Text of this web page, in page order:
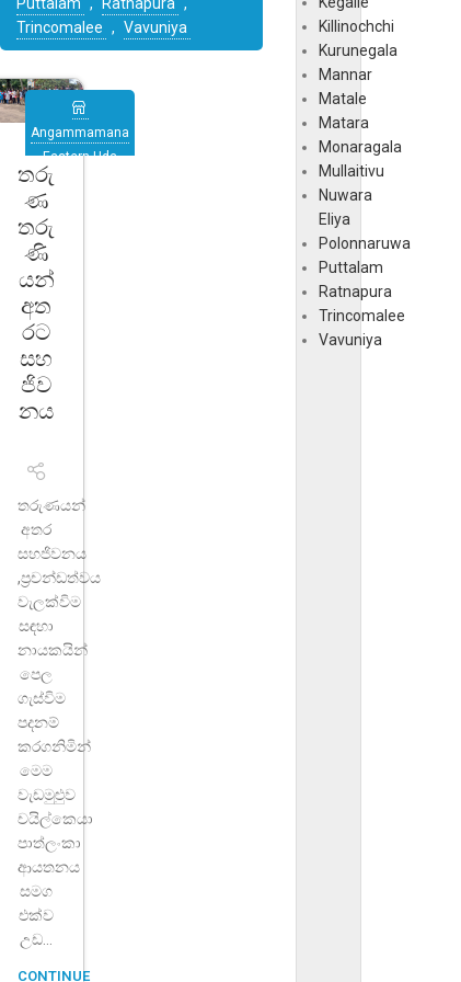
Trincomalee , Vavuniya
තරු
ණ
තරු
ණි
යන්
අත
රට
සහ
ජිව
නය
Angammamana
Eastern Uda
Provin…
Udapalatha
තරුණයන්
අතර
සහජිවනය
,ප්‍රචන්ඩත්වය
වැලක්විම
සඳහා
නායකයින්
පෙල
ගැස්විම
පදනම්
කරගනිමින්
මෙම
වැඩමුළුුව
චයිල්කෙයා
පාත්ලංකා
ආයතනය
සමග
එක්ව
උඩ...
CONTINUE
Killinochchi
Kurunegala
Mannar
Matale
Matara
Monaragala
Mullaitivu
Nuwara
Eliya
Polonnaruwa
Puttalam
Ratnapura
Trincomalee
Vavuniya